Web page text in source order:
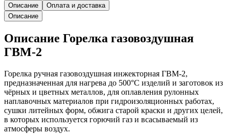
Описание
Оплата и доставка
Описание
Описание Горелка газовоздушная
ГВМ-2
Горелка ручная газовоздушная инжекторная ГВМ-2,
предназначенная для нагрева до 500°С изделий и заготовок из
чёрных и цветных металлов, для оплавления рулонных
наплавочных материалов при гидроизоляционных работах,
сушки литейных форм, обжига старой краски и других целей,
в которых используется горючий газ и всасываемый из
атмосферы воздух.